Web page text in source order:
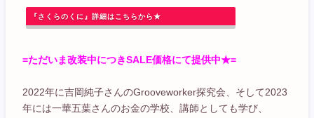
『さくらのくに』詳細はこちらから★
=ただいま改装中につきSALE価格にて提供中★=
2022年に吉岡純子さんのGrooveworker探究会、そして2023
年には一華五葉さんのお金の学校、講師としても学び、